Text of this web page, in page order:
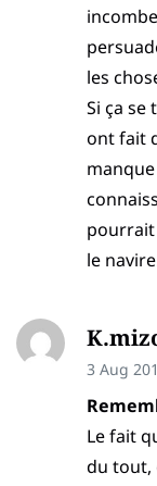
les
Si ça se
ont fait
le
3 Aug
Le fait
du tout,